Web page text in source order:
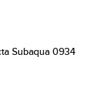
Subaqua 0934